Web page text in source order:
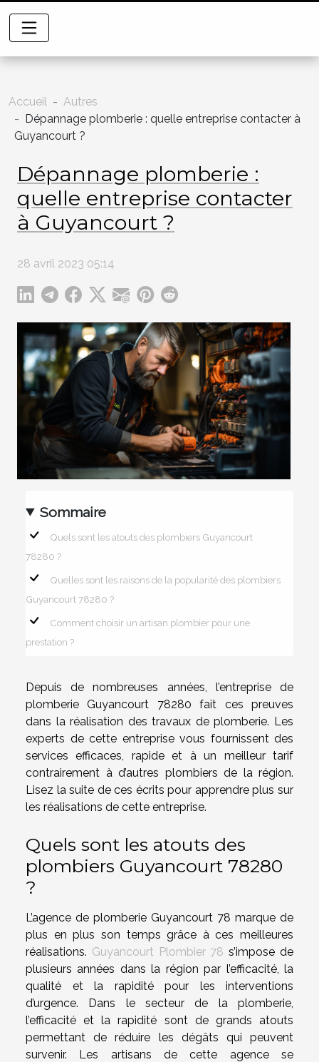
Accueil
Autres
Dépannage plomberie : quelle entreprise contacter à
Guyancourt ?
Dépannage plomberie :
quelle entreprise contacter
à Guyancourt ?
28 avril 2023 05:14
Sommaire
Quels sont les atouts des plombiers Guyancourt
78280 ?
Quelles sont les raisons de la popularité des plombiers
Guyancourt 78280 ?
Comment choisir un artisan plombier pour une
prestation ?
Depuis de nombreuses années, l’entreprise de
plomberie Guyancourt 78280 fait ces preuves
dans la réalisation des travaux de plomberie. Les
experts de cette entreprise vous fournissent des
services efficaces, rapide et à un meilleur tarif
contrairement à d’autres plombiers de la région.
Lisez la suite de ces écrits pour apprendre plus sur
les réalisations de cette entreprise.
Quels sont les atouts des
plombiers Guyancourt 78280
?
L’agence de plomberie Guyancourt 78 marque de
plus en plus son temps grâce à ces meilleures
réalisations. Guyancourt Plombier 78 s’impose de
plusieurs années dans la région par l’efficacité, la
qualité et la rapidité pour les interventions
d’urgence. Dans le secteur de la plomberie,
l’efficacité et la rapidité sont de grands atouts
permettant de réduire les dégâts qui peuvent
survenir. Les artisans de cette agence se